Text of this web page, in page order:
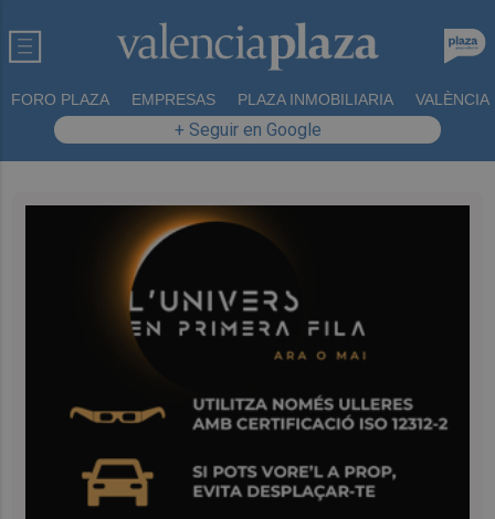
FORO PLAZA EMPRESAS PLAZA INMOBILIARIA VALÈNCIA
+ Seguir en Google